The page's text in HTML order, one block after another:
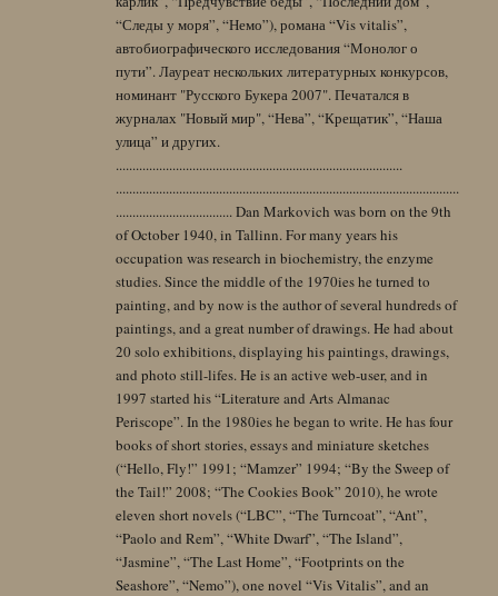
“Следы у моря”, “Немо”), романа “Vis vitalis”,
автобиографического исследования “Монолог о
пути”. Лауреат нескольких литературных конкурсов,
номинант "Русского Букера 2007". Печатался в
журналах "Новый мир", “Нева”, “Крещатик”, “Наша
улица” и других.
......................................................................................
.......................................................................................................
................................... Dan Markovich was born on the 9th
of October 1940, in Tallinn. For many years his
occupation was research in biochemistry, the enzyme
studies. Since the middle of the 1970ies he turned to
painting, and by now is the author of several hundreds of
paintings, and a great number of drawings. He had about
20 solo exhibitions, displaying his paintings, drawings,
and photo still-lifes. He is an active web-user, and in
1997 started his “Literature and Arts Almanac
Periscope”. In the 1980ies he began to write. He has four
books of short stories, essays and miniature sketches
(“Hello, Fly!” 1991; “Mamzer” 1994; “By the Sweep of
the Tail!” 2008; “The Cookies Book” 2010), he wrote
eleven short novels (“LBC”, “The Turncoat”, “Ant”,
“Paolo and Rem”, “White Dwarf”, “The Island”,
“Jasmine”, “The Last Home”, “Footprints on the
Seashore”, “Nemo”), one novel “Vis Vitalis”, and an